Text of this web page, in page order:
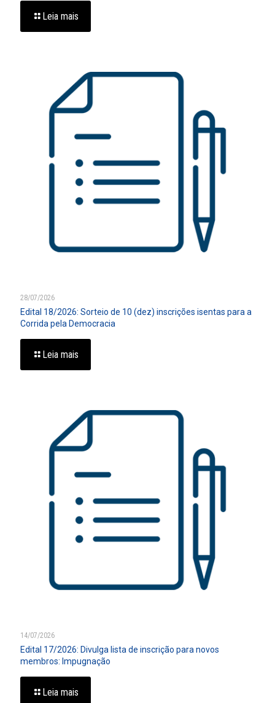
Leia mais
28/07/2026
Edital 18/2026: Sorteio de 10 (dez) inscrições isentas para a
Corrida pela Democracia
Leia mais
14/07/2026
Edital 17/2026: Divulga lista de inscrição para novos
membros: Impugnação
Leia mais